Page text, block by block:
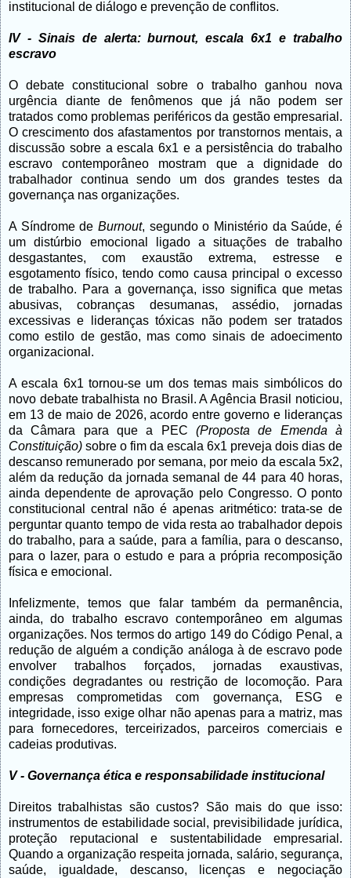
institucional de diálogo e prevenção de conflitos.
IV - Sinais de alerta: burnout, escala 6x1 e trabalho
escravo
O debate constitucional sobre o trabalho ganhou nova
urgência diante de fenômenos que já não podem ser
tratados como problemas periféricos da gestão empresarial.
O crescimento dos afastamentos por transtornos mentais, a
discussão sobre a escala 6x1 e a persistência do trabalho
escravo contemporâneo mostram que a dignidade do
trabalhador continua sendo um dos grandes testes da
governança nas organizações.
A Síndrome de Burnout, segundo o Ministério da Saúde, é
um distúrbio emocional ligado a situações de trabalho
desgastantes, com exaustão extrema, estresse e
esgotamento físico, tendo como causa principal o excesso
de trabalho. Para a governança, isso significa que metas
abusivas, cobranças desumanas, assédio, jornadas
excessivas e lideranças tóxicas não podem ser tratados
como estilo de gestão, mas como sinais de adoecimento
organizacional.
A escala 6x1 tornou-se um dos temas mais simbólicos do
novo debate trabalhista no Brasil. A Agência Brasil noticiou,
em 13 de maio de 2026, acordo entre governo e lideranças
da Câmara para que a PEC (Proposta de Emenda à
Constituição) sobre o fim da escala 6x1 preveja dois dias de
descanso remunerado por semana, por meio da escala 5x2,
além da redução da jornada semanal de 44 para 40 horas,
ainda dependente de aprovação pelo Congresso. O ponto
constitucional central não é apenas aritmético: trata-se de
perguntar quanto tempo de vida resta ao trabalhador depois
do trabalho, para a saúde, para a família, para o descanso,
para o lazer, para o estudo e para a própria recomposição
física e emocional.
Infelizmente, temos que falar também da permanência,
ainda, do trabalho escravo contemporâneo em algumas
organizações. Nos termos do artigo 149 do Código Penal, a
redução de alguém a condição análoga à de escravo pode
envolver trabalhos forçados, jornadas exaustivas,
condições degradantes ou restrição de locomoção. Para
empresas comprometidas com governança, ESG e
integridade, isso exige olhar não apenas para a matriz, mas
para fornecedores, terceirizados, parceiros comerciais e
cadeias produtivas.
V - Governança ética e responsabilidade institucional
Direitos trabalhistas são custos? São mais do que isso:
instrumentos de estabilidade social, previsibilidade jurídica,
proteção reputacional e sustentabilidade empresarial.
Quando a organização respeita jornada, salário, segurança,
saúde, igualdade, descanso, licenças e negociação